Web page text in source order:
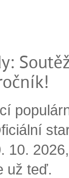
10.
už teď.